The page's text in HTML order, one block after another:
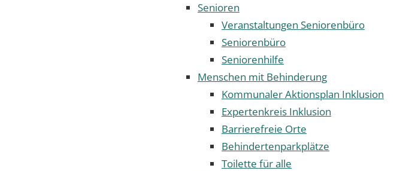
Senioren
Veranstaltungen Seniorenbüro
Seniorenbüro
Seniorenhilfe
Menschen mit Behinderung
Kommunaler Aktionsplan Inklusion
Expertenkreis Inklusion
Barrierefreie Orte
Behindertenparkplätze
Toilette für alle